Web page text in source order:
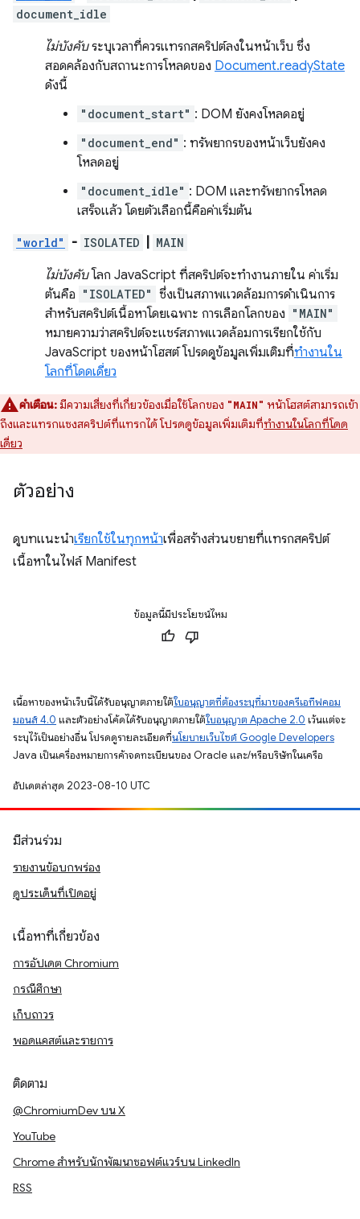
document_idle
ไม่บังคับระบุเวลาที่ควรแทรกสคริปต์ลงในหน้าเว็บ ซึ่ง
สอดคล้องกับสถานะการโหลดของ Document.readyState
ดังนี้
"document_start" : DOM ยังคงโหลดอยู่
"document_end" : ทรัพยากรของหน้าเว็บยังคง
โหลดอยู่
"document_idle" : DOM และทรัพยากรโหลด
เสร็จแล้ว โดยตัวเลือกนี้คือค่าเริ่มต้น
"world" - ISOLATED MAIN
ไม่บังคับโลก JavaScript ที่สคริปต์จะทำงานภายใน ค่าเริ่ม
ต้นคือ "ISOLATED" ซึ่งเป็นสภาพแวดล้อมการดำเนินการ
สำหรับสคริปต์เนื้อหาโดยเฉพาะ การเลือกโลกของ "MAIN"
หมายความว่าสคริปต์จะแชร์สภาพแวดล้อมการเรียกใช้กับ
JavaScript ของหน้าโฮสต์ โปรดดูข้อมูลเพิ่มเติมที่ทำงานใน
โลกที่โดดเดี่ยว
คำเตือน:มีความเสี่ยงที่เกี่ยวข้องเมื่อใช้โลกของ "MAIN" หน้าโฮสต์สามารถเข้า
ถึงและแทรกแซงสคริปต์ที่แทรกได้ โปรดดูข้อมูลเพิ่มเติมที่ทำงานในโลกที่โดด
เดี่ยว
ตัวอย่าง
ดูบทแนะนำเรียกใช้ในทุกหน้าเพื่อสร้างส่วนขยายที่แทรกสคริปต์
เนื้อหาในไฟล์ Manifest
ข้อมูลนี้มีประโยชน์ไหม
เนื้อหาของหน้าเว็บนี้ได้รับอนุญาตภายใต้ใบอนุญาตที่ต้องระบุที่มาของครีเอทีฟคอม
มอนส์ 4.0 และตัวอย่างโค้ดได้รับอนุญาตภายใต้ใบอนุญาต Apache 2.0 เว้นแต่จะ
ระบุไว้เป็นอย่างอื่น โปรดดูรายละเอียดที่นโยบายเว็บไซต์ Google Developers
Java เป็นเครื่องหมายการค้าจดทะเบียนของ Oracle และ/หรือบริษัทในเครือ
อัปเดตล่าสุด 2023-08-10 UTC
มีส่วนร่วม
รายงานข้อบกพร่อง
ดูประเด็นที่เปิดอยู่
เนื้อหาที่เกี่ยวข้อง
การอัปเดต Chromium
กรณีศึกษา
เก็บถาวร
พอดแคสต์และรายการ
ติดตาม
@ChromiumDev บน X
YouTube
Chrome สำหรับนักพัฒนาซอฟต์แวร์บน LinkedIn
RSS